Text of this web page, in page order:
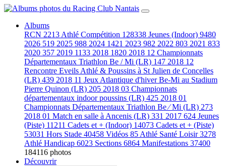
Albums
RCN 2213 Athlé Compétition 128338 Jeunes (Indoor) 9480
2026 519 2025 988 2024 1421 2023 982 2022 803 2021 833
2020 357 2019 1133 2018 1820 2018 12 Championnats
Départementaux Triathlon Be / Mi (LR) 147 2018 12
Rencontre Eveils Athlé & Poussins à St Julien de Concelles
(LR) 439 2018 11 Jeux Atlantique d'hiver Be-Mi au Stadium
Pierre Quinon (LR) 205 2018 03 Championnats
départementaux indoor poussins (LR) 425 2018 01
Championnats Départementaux Triathlon Be ⁄ Mi (LR) 273
2018 01 Match en salle à Ancenis (LR) 331 2017 624 Jeunes
(Piste) 11211 Cadets et + (Indoor) 14073 Cadets et + (Piste)
53031 Hors Stade 40458 Vidéos 85 Athlé Santé Loisir3278
Athlé Handicap 6023 Sections 6864 Manifestations 37400
184116 photos
Découvrir